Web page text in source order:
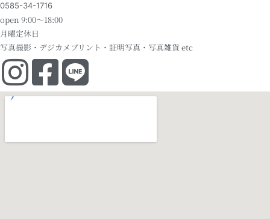
0585-34-1716
open 9:00～18:00
月曜定休日
写真撮影・デジカメプリント・証明写真・写真雑貨 etc